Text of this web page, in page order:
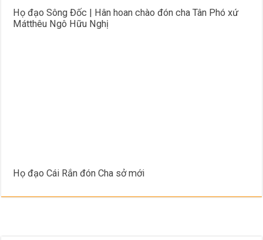
Họ đạo Sông Đốc | Hân hoan chào đón cha Tân Phó xứ
Mátthêu Ngô Hữu Nghị
Họ đạo Cái Rắn đón Cha sở mới